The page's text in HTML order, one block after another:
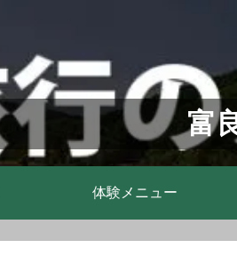
富
体験メニュー